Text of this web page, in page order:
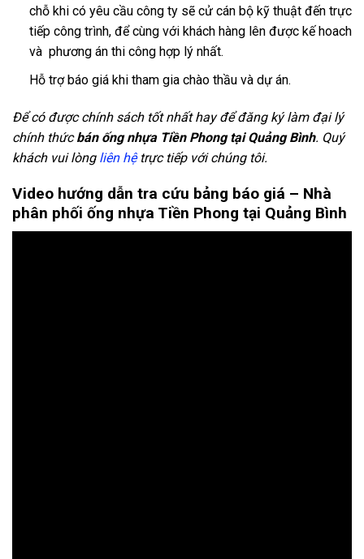
chỗ khi có yêu cầu công ty sẽ cử cán bộ kỹ thuật đến trực
tiếp công trình, để cùng với khách hàng lên được kế hoach
và phương án thi công hợp lý nhất.
Hỗ trợ báo giá khi tham gia chào thầu và dự án.
Để có được chính sách tốt nhất hay để đăng ký làm đại lý
chính thứcbán ống nhựa Tiền Phong tại Quảng Bình. Quý
khách vui lòng liên hệtrực tiếp với chúng tôi.
Video hướng dẫn tra cứu bảng báo giá – Nhà
phân phối ống nhựa Tiền Phong tại Quảng Bình